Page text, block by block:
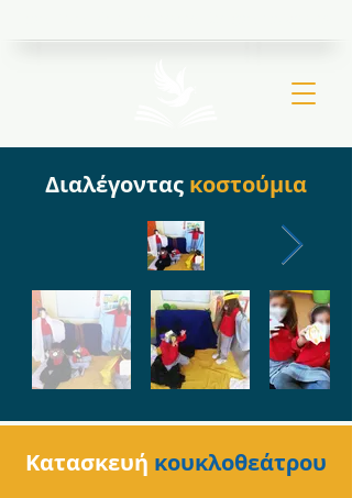
Διαλέγοντας κοστούμια
Κατασκευή κουκλοθεάτρου